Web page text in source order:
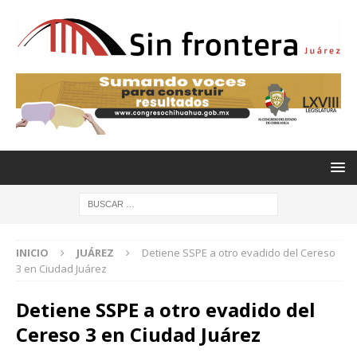
INICIO JUÁREZ
Detiene SSPE a otro evadido del Cereso
3 en Ciudad Juárez
Detiene SSPE a otro evadido del
Cereso 3 en Ciudad Juárez